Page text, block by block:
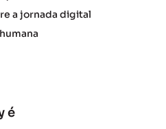
a jornada digital
é